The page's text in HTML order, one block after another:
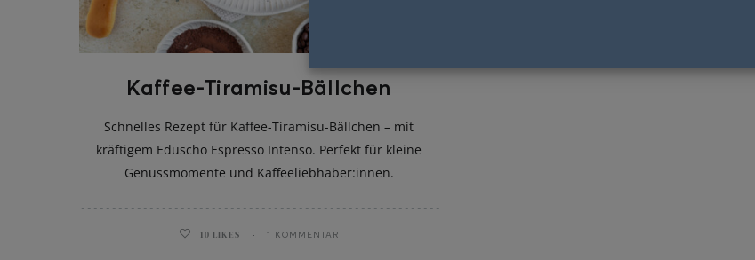
Kaffee-Tiramisu-Bällchen
Schnelles Rezept für Kaffee-Tiramisu-Bällchen – mit
kräftigem Eduscho Espresso Intenso. Perfekt für kleine
Genussmomente und Kaffeeliebhaber:innen.
10 LIKES 1 KOMMENTAR